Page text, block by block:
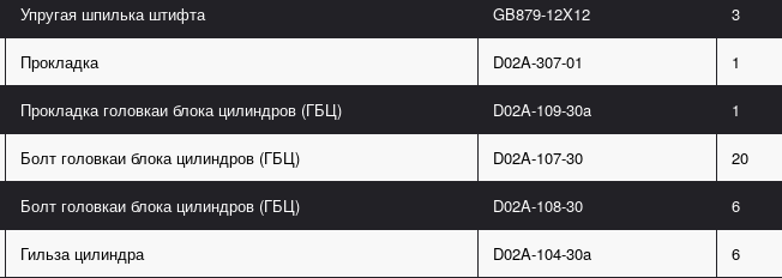
Упругая шпилька штифта GB879-12X12 3
Прокладка D02A-307-01 1
Прокладка головкаи блока цилиндров (ГБЦ) D02A-109-30a 1
Болт головкаи блока цилиндров (ГБЦ) D02A-107-30 20
Болт головкаи блока цилиндров (ГБЦ) D02A-108-30 6
Гильза цилиндра D02A-104-30a 6